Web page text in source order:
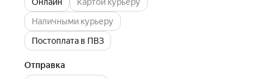
Наличными курьеру
Постоплата в ПВЗ
Отправка